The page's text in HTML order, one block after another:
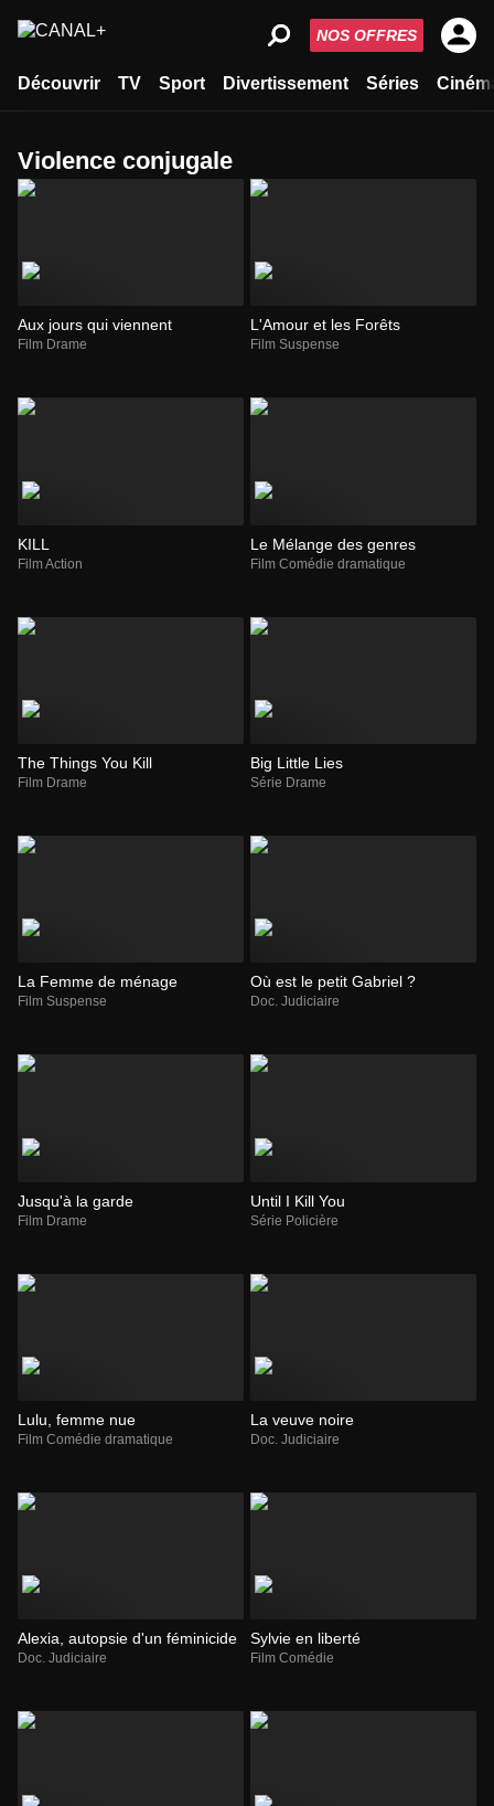
Découvrir TV Sport Divertissement Séries
NOS OFFRES
violence conjugale
Aux jours qui viennent
Film Drame
L'Amour et les Forêts
Film Suspense
KILL
Film Action
Le Mélange des genres
Film Comédie dramatique
The Things You Kill
Film Drame
Big Little Lies
Série Drame
La Femme de ménage
Film Suspense
Où est le petit Gabriel ?
Doc. Judiciaire
Jusqu'à la garde
Film Drame
Until I Kill You
Série Policière
Lulu, femme nue
Film Comédie dramatique
La veuve noire
Doc. Judiciaire
Alexia, autopsie d'un féminicide
Doc. Judiciaire
Sylvie en liberté
Film Comédie